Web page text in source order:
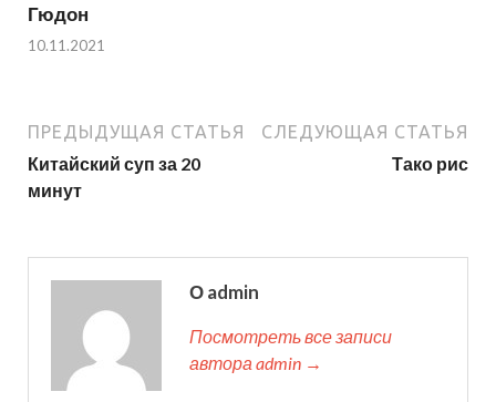
Гюдон
10.11.2021
ПРЕДЫДУЩАЯ СТАТЬЯ
Китайский суп за 20
минут
СЛЕДУЮЩАЯ СТАТЬЯ
Тако рис
О admin
Посмотреть все записи
автора admin →